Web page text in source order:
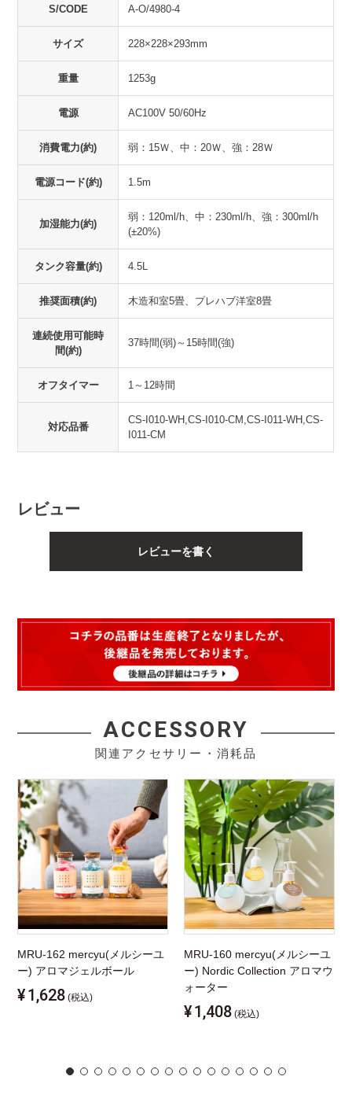
S/CODE A-O/4980-4
サイズ 228×228×293mm
重量 1253g
電源 AC100V 50/60Hz
消費電力(約) 弱：15Ｗ、中：20Ｗ、強：28Ｗ
電源コード(約) 1.5m
加湿能力(約)
弱：120ml/h、中：230ml/h、強：300ml/h
(±20%)
タンク容量(約) 4.5L
推奨面積(約) 木造和室5畳、プレハブ洋室8畳
連続使用可能時
間(約)
37時間(弱)～15時間(強)
オフタイマー 1～12時間
対応品番
CS-I010-WH,CS-I010-CM,CS-I011-WH,CS-
I011-CM
レビュー
レビューを書く
ACCESSORY
関連アクセサリー・消耗品
MRU-162 mercyu(メルシーユ
ー) アロマジェルボール
¥1,628 (税込)
MRU-160 mercyu(メルシーユ
ー) Nordic Collection アロマウ
ォーター
¥1,408 (税込)